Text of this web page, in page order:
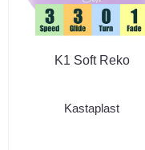
K1 Soft Reko
Kastaplast